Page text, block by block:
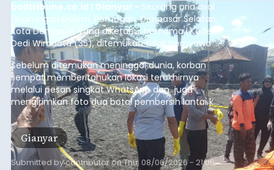
balitribune.co.id I Gianyar - Seorang pria asal
Lingkungan Dalem, Pemogan, Denpasar Selatan,
Kota Denpasar, yang diketahui bernama I Kadek
Dedi Wiranata (35), ditemukan tidak bernyawa di
pesisir Pantai Purnama, Sukawati.
Sebelum ditemukan meninggal dunia, korban
sempat memberitahukan lokasi terakhirnya
melalui pesan singkat WhatsApp dan juga
mengirimkan foto dua botol pembersih lantai ke
istrinya.
Gianyar
Submitted bycontributoronThu, 08/06/2026 - 21:06